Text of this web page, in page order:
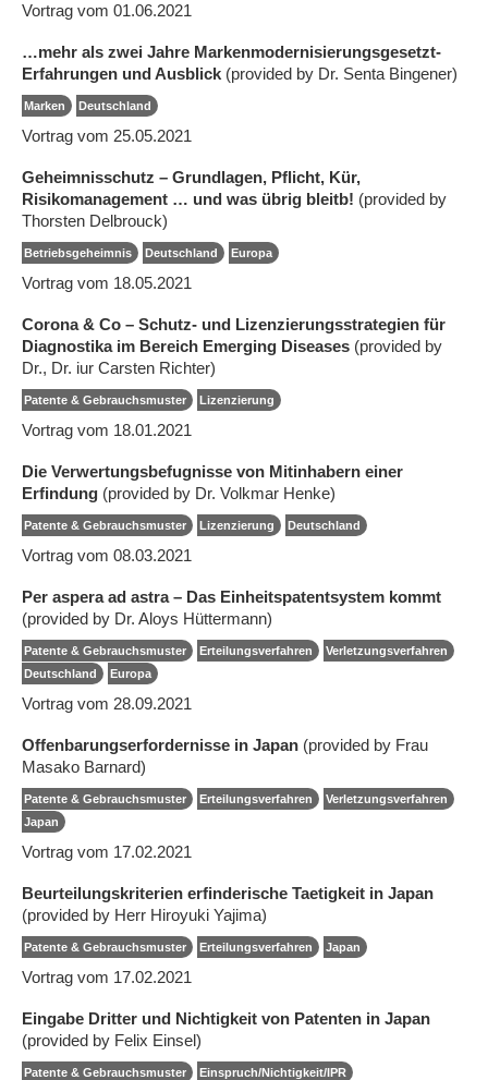
Vortrag vom 01.06.2021
…mehr als zwei Jahre Markenmodernisierungsgesetzt-
Erfahrungen und Ausblick (provided by Dr. Senta Bingener)
Marken Deutschland
Vortrag vom 25.05.2021
Geheimnisschutz – Grundlagen, Pflicht, Kür,
Risikomanagement … und was übrig bleitb! (provided by
Thorsten Delbrouck)
Betriebsgeheimnis Deutschland Europa
Vortrag vom 18.05.2021
Corona & Co – Schutz- und Lizenzierungsstrategien für
Diagnostika im Bereich Emerging Diseases (provided by
Dr., Dr. iur Carsten Richter)
Patente & Gebrauchsmuster Lizenzierung
Vortrag vom 18.01.2021
Die Verwertungsbefugnisse von Mitinhabern einer
Erfindung (provided by Dr. Volkmar Henke)
Patente & Gebrauchsmuster Lizenzierung Deutschland
Vortrag vom 08.03.2021
Per aspera ad astra – Das Einheitspatentsystem kommt
(provided by Dr. Aloys Hüttermann)
Patente & Gebrauchsmuster Erteilungsverfahren
Verletzungsverfahren
Deutschland
Europa
Vortrag vom 28.09.2021
Offenbarungserfordernisse in Japan (provided by Frau
Masako Barnard)
Patente & Gebrauchsmuster Erteilungsverfahren
Verletzungsverfahren
Japan
Vortrag vom 17.02.2021
Beurteilungskriterien erfinderische Taetigkeit in Japan
(provided by Herr Hiroyuki Yajima)
Patente & Gebrauchsmuster Erteilungsverfahren Japan
Vortrag vom 17.02.2021
Eingabe Dritter und Nichtigkeit von Patenten in Japan
(provided by Felix Einsel)
Patente & Gebrauchsmuster
Einspruch/Nichtigkeit/IPR